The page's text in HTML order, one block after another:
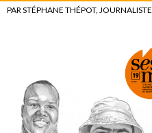
PAR STÉPHANE THÉPOT, JOURNALISTE